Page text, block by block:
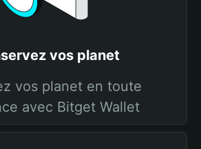
vos planet
vos planet en toute
avec Bitget Wallet